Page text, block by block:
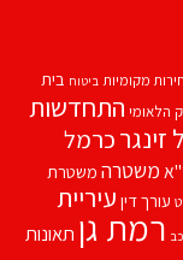
מקומיות ביטוח בית
הלאומי התחדשות
זינגרכרמל
משטרה משטרת
עורך דין עיריית
רמת גן תאונות